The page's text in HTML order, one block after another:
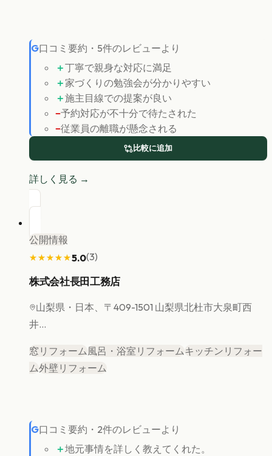
G口コミ要約 ・ 5件のレビューより
＋丁寧で親身な対応に満足
＋ 家づくりの勉強会が分かりやすい
＋施主目線での提案が良い
−予約対応が不十分で待たされた
−従業員の離職が懸念される
比較に追加
詳しく見る →
公開情報
★★★★★
★★★★★5.0(3)
株式会社長田工務店
山梨県 ・日本、〒409-1501 山梨県北杜市大泉町西
井...
窓リフォーム 風呂・浴室リフォームキッチンリフォー
ム外壁リフォーム
G口コミ要約 ・ 2件のレビューより
＋地元事情を詳しく教えてくれた。